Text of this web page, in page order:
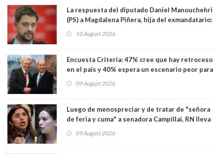
La respuesta del diputado Daniel Manouchehri
(PS) a Magdalena Piñera, hija del exmandatario:
creían intocables"
10 August 2026
Encuesta Criteria: 47% cree que hay retroceso
en el país y 40% espera un escenario peor para
09 August 2026
Luego de menospreciar y de tratar de "señora
de feria y cuma" a senadora Campillai, RN lleva
09 August 2026